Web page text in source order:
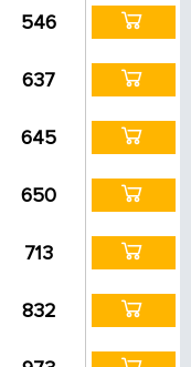
546
637
645
650
713
832